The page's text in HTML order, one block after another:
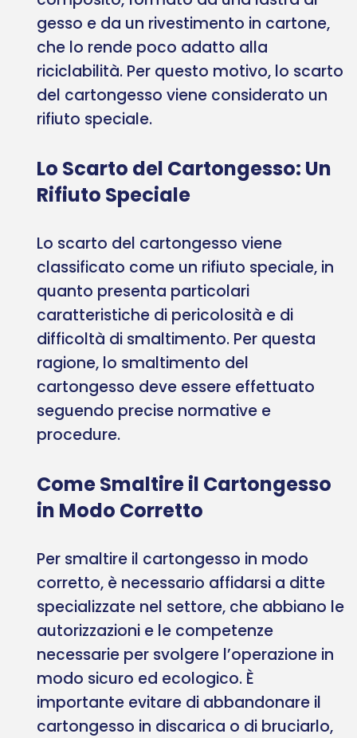
gesso e da un rivestimento in cartone,
che lo rende poco adatto alla
riciclabilità. Per questo motivo, lo scarto
del cartongesso viene considerato un
rifiuto speciale.
Lo Scarto del Cartongesso: Un
Rifiuto Speciale
Lo scarto del cartongesso viene
classificato come un rifiuto speciale, in
quanto presenta particolari
caratteristiche di pericolosità e di
difficoltà di smaltimento. Per questa
ragione, lo smaltimento del
cartongesso deve essere effettuato
seguendo precise normative e
procedure.
Come Smaltire il Cartongesso
in Modo Corretto
Per smaltire il cartongesso in modo
corretto, è necessario affidarsi a ditte
specializzate nel settore, che abbiano le
autorizzazioni e le competenze
necessarie per svolgere l’operazione in
modo sicuro ed ecologico. È
importante evitare di abbandonare il
cartongesso in discarica o di bruciarlo,